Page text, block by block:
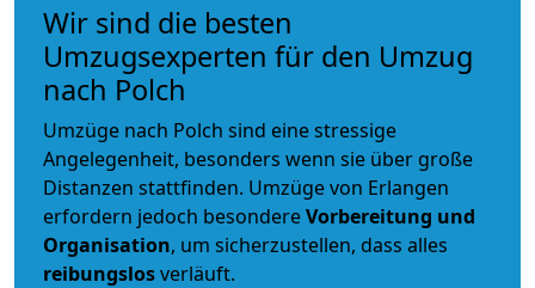
Wir sind die besten
Umzugsexperten für den Umzug
nach Polch
Umzüge nach Polch sind eine stressige
Angelegenheit, besonders wenn sie über große
Distanzen stattfinden. Umzüge von Erlangen
erfordern jedoch besondereVorbereitung und
Organisation, um sicherzustellen, dass alles
reibungslosverläuft.